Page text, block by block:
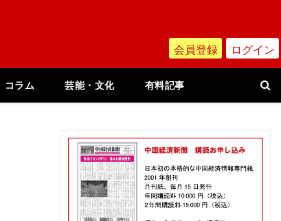
会員登録 ログイン
コラム 芸能・文化 有料記事